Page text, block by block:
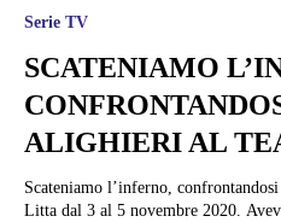
Serie TV
SCATENIAMO
ALIGHIERI AL
Scateniamo l’inferno,
Litta dal 3 al 5 novembre 2020.